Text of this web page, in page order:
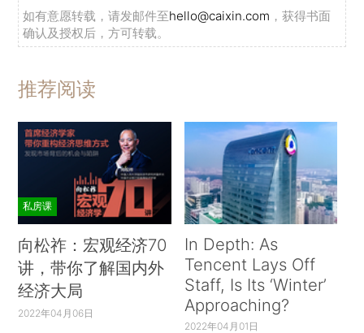
如有意愿转载，请发邮件至hello@caixin.com ，获得书面
确认及授权后，方可转载。
推荐阅读
私房课
向松祚：宏观经济70
讲，带你了解国内外
经济大局
2022年04月06日
In Depth: As
Tencent Lays Off
Staff, Is Its ‘Winter’
Approaching?
2022年04月01日